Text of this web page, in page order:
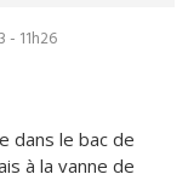
- 11h26
dans le bac de
à la vanne de